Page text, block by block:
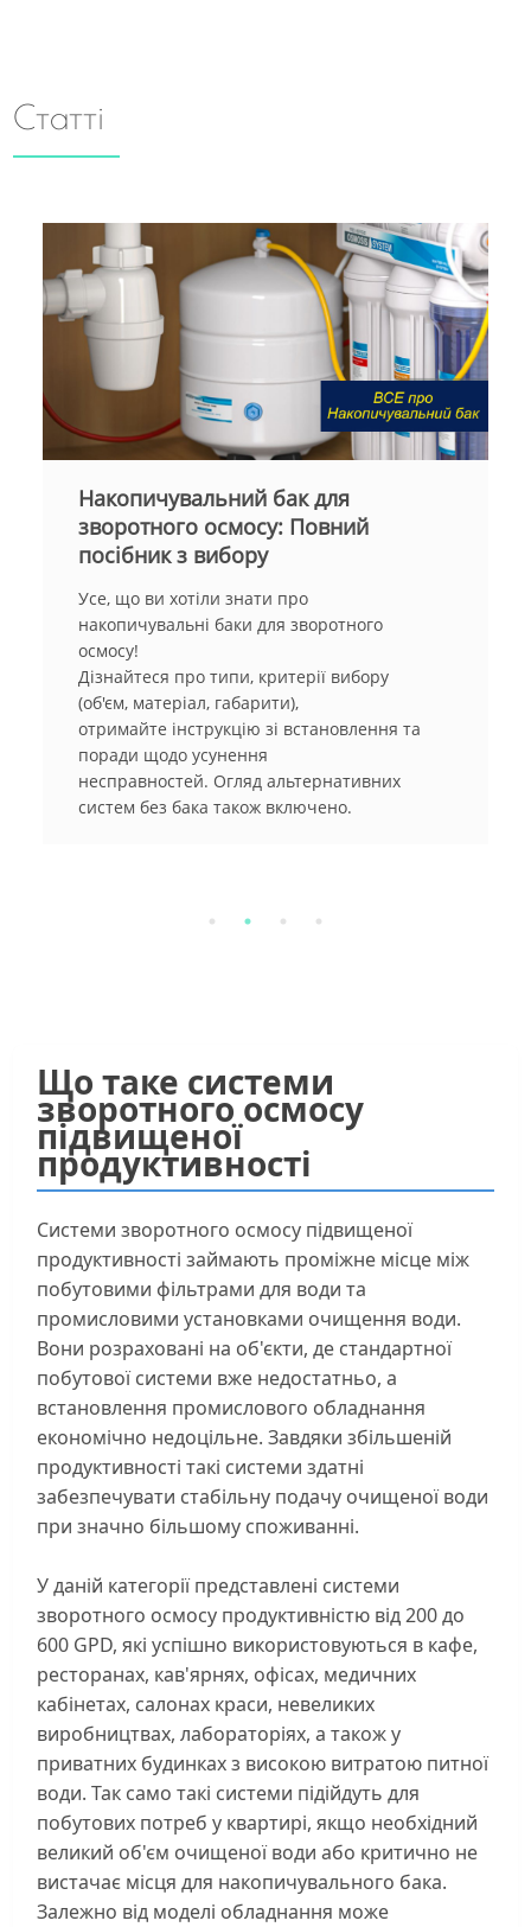
Статті
Мембрани для систем
зворотного осмосу
Мембрани для систем зворотного осмосу є
найважливішим елементом будь-якої
системи очищення води. Дізнайтеся, як вони
працюють, які види мембран існують, та як
правильно обрати підходящу для вашого
дому чи підприємства.
Що таке системи
зворотного осмосу
підвищеної
продуктивності
Системи зворотного осмосу підвищеної
продуктивності займають проміжне місце між
побутовими фільтрами для води та
промисловими установками очищення води.
Вони розраховані на об'єкти, де стандартної
побутової системи вже недостатньо, а
встановлення промислового обладнання
економічно недоцільне. Завдяки збільшеній
продуктивності такі системи здатні
забезпечувати стабільну подачу очищеної води
при значно більшому споживанні.
У даній категорії представлені системи
зворотного осмосу продуктивністю від 200 до
600 GPD, які успішно використовуються в кафе,
ресторанах, кав'ярнях, офісах, медичних
кабінетах, салонах краси, невеликих
виробництвах, лабораторіях, а також у
приватних будинках з високою витратою питної
води. Так само такі системи підійдуть для
побутових потреб у квартирі, якщо необхідний
великий об'єм очищеної води або критично не
вистачає місця для накопичувального бака.
Залежно від моделі обладнання може